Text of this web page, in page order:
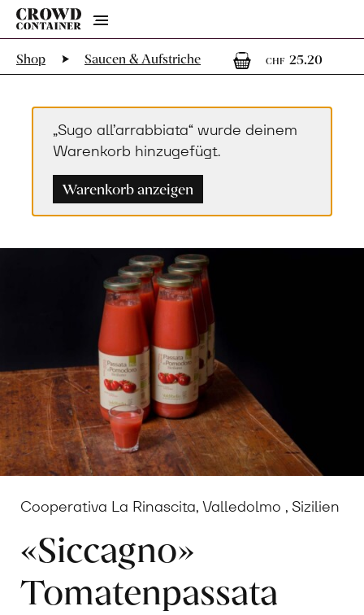
Menu
Shop Saucen & Aufstriche
CHF 25.201
„Sugo all’arrabbiata“ wurde deinem
Warenkorb hinzugefügt.
Warenkorb anzeigen
Cooperativa La Rinascita, Valledolmo , Sizilien
«Siccagno»
Tomatenpassata